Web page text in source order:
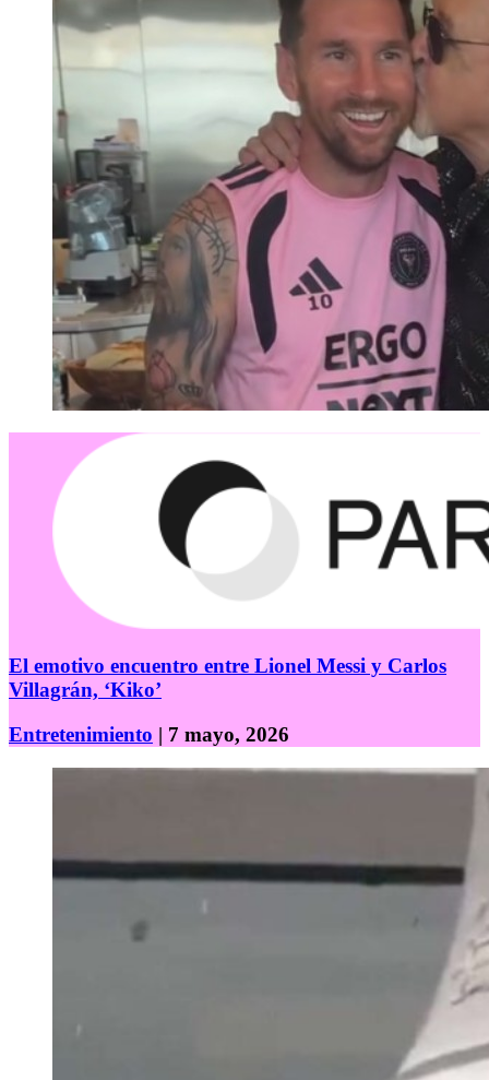
El emotivo encuentro entre Lionel Messi y Carlos
Villagrán, ‘Kiko’
Entretenimiento | 7 mayo, 2026